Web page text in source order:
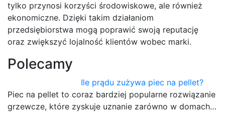
tylko przynosi korzyści środowiskowe, ale również
ekonomiczne. Dzięki takim działaniom
przedsiębiorstwa mogą poprawić swoją reputację
oraz zwiększyć lojalność klientów wobec marki.
Polecamy
Ile prądu zużywa piec na pellet?
Piec na pellet to coraz bardziej popularne rozwiązanie
grzewcze, które zyskuje uznanie zarówno w domach…